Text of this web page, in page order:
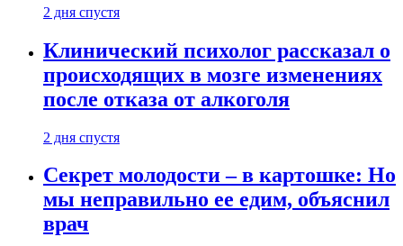
2 дня спустя
Клинический психолог рассказал о
происходящих в мозге изменениях
после отказа от алкоголя
2 дня спустя
Секрет молодости – в картошке: Но
мы неправильно ее едим, объяснил
врач